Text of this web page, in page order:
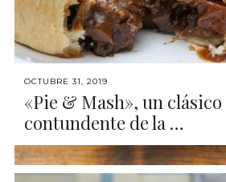
OCTUBRE 31, 2019
«Pie & Mash», un clásico
contundente de la …